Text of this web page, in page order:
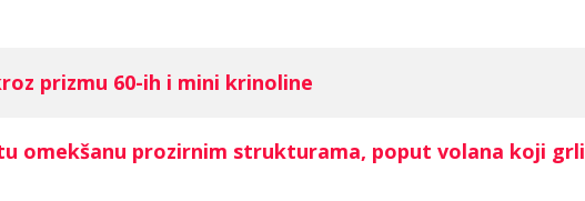
prizmu 60-ih i mini krinoline
omekšanu prozirnim strukturama, poput volana koji grli